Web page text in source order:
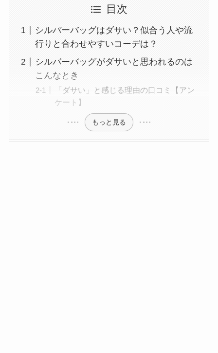
目次
シルバーバッグはダサい？似合う人や流
行りと合わせやすいコーデは？
シルバーバッグがダサいと思われるのは
こんなとき
「ダサい」と感じる理由の口コミ【アン
ケート】
もっと見る